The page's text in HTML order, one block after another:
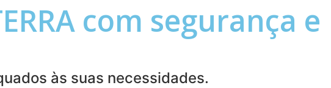
com segurança e
às suas necessidades.